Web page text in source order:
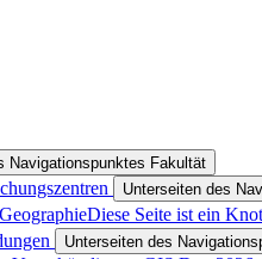
Navigationspunktes Fakultät
Unterseiten des
Diese Seite ist ein
Unterseiten des